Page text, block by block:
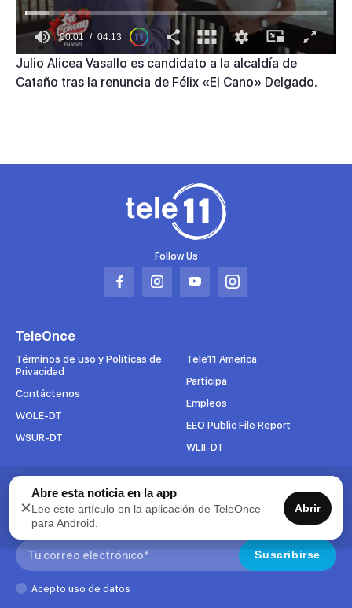
0
of
4
00:01 04:13
Julio Alicea Vasallo es candidato a la alcaldía de
Cataño tras la renuncia de Félix «El Cano» Delgado.
Follow Us
Abrir
pestaña
Abrir
pestaña
Abrir
pestaña
Abrir
pestaña
TeleOnce
Términos de uso y Políticas de
Privacidad
Contáctenos
WOLE-DT
WSUR-DT
Tele11 America
Participa
Empleos
EEO Public File Report
WLII-DT
Suscríbete al boletín
Para mantenerse al tanto de todo lo que pasa en TeleOnce,
suscríbase ahora a nuestros boletines.
Search: Suscribirse
Acepto uso de datos
×
Abre esta noticia en la app
Lee este artículo en la aplicación de TeleOnce
para Android.
Abrir